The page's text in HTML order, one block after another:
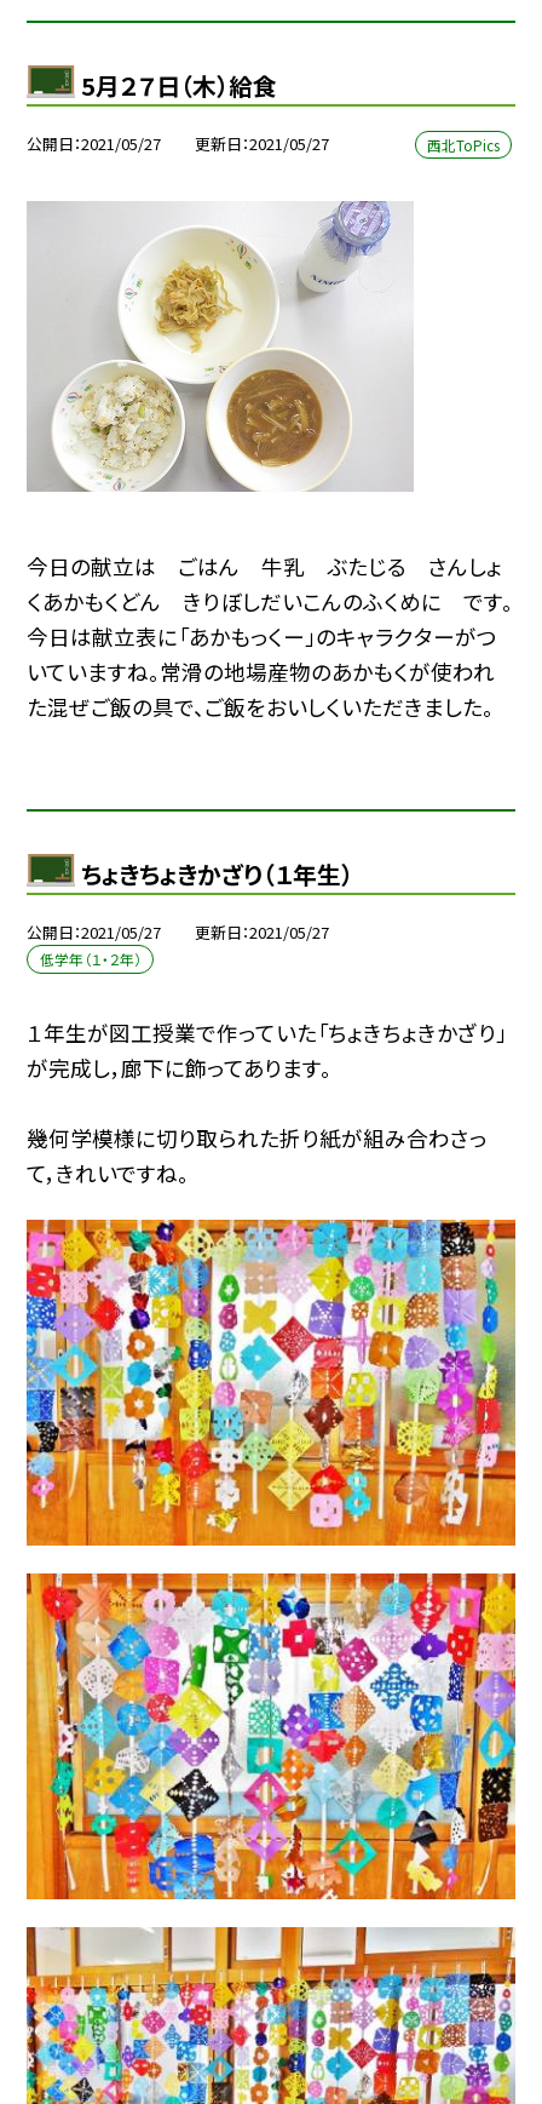
5月２７日（木）給食
公開日 2021/05/27 更新日 2021/05/27 西北ToPics
今日の献立は ごはん 牛乳 ぶたじる さんしょ
くあかもくどん きりぼしだいこんのふくめに です。
今日は献立表に「あかもっくー」のキャラクターがつ
いていますね。常滑の地場産物のあかもくが使われ
た混ぜご飯の具で、ご飯をおいしくいただきました。
ちょきちょきかざり（１年生）
公開日 2021/05/27 更新日 2021/05/27
低学年（１・２年）
１年生が図工授業で作っていた「ちょきちょきかざり」
が完成し，廊下に飾ってあります。
幾何学模様に切り取られた折り紙が組み合わさっ
て，きれいですね。